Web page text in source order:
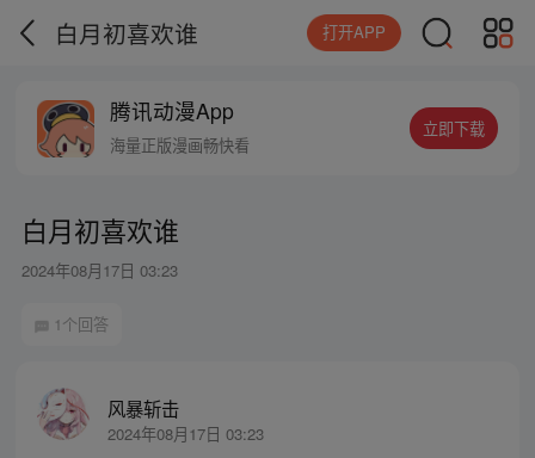
白月初喜欢谁 打开APP
腾讯动漫App
海量正版漫画畅快看
立即下载
白月初喜欢谁
2024年08月17日 03:23
1个回答
风暴斩击
2024年08月17日 03:23